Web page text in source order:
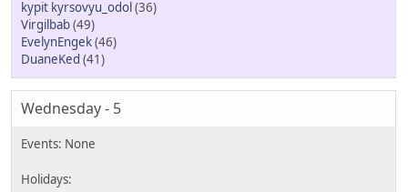
kypit kyrsovyu_odol(36)
Virgilbab(49)
EvelynEngek(46)
DuaneKed (41)
Wednesday - 5